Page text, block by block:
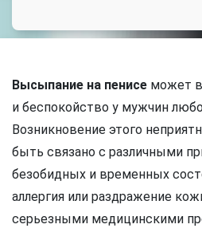
Высыпание на пенисе может
и беспокойство у мужчин
Возникновение этого
быть связано с различными
безобидных и временных
аллергия или раздражение
серьезными медицинскими